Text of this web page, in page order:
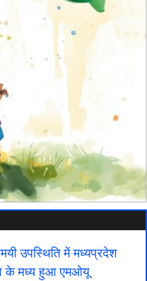
उपस्थिति में मध्यप्रदेश
के मध्य हुआ एमओयू